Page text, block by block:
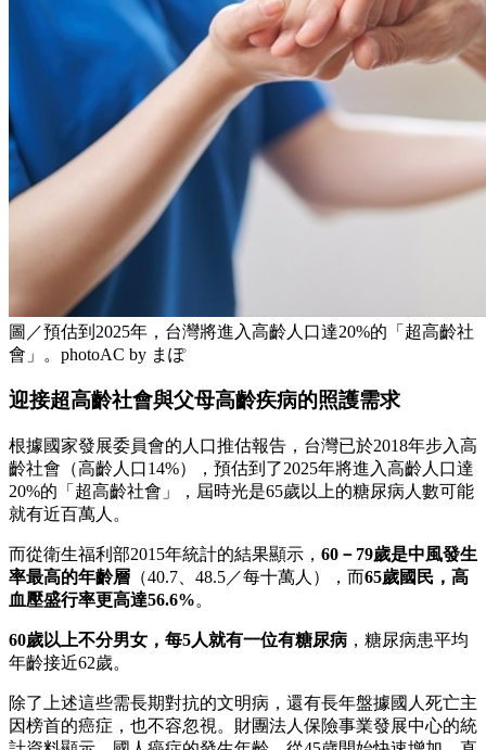
圖／預估到2025年，台灣將進入高齡人口達20%的「超高齡社
會」。photoAC by まぽ
迎接超高齡社會與父母高齡疾病的照護需求
根據國家發展委員會的人口推估報告，台灣已於2018年步入高
齡社會（高齡人口14%），預估到了2025年將進入高齡人口達
20%的「超高齡社會」，屆時光是65歲以上的糖尿病人數可能
就有近百萬人。
而從衛生福利部2015年統計的結果顯示， 60－79歲是中風發生
率最高的年齡層 （40.7、48.5／每十萬人），而65歲國民，高
血壓盛行率更高達56.6%。
60歲以上不分男女，每5人就有一位有糖尿病 ，糖尿病患平均
年齡接近62歲。
除了上述這些需長期對抗的文明病，還有長年盤據國人死亡主
因榜首的癌症，也不容忽視。財團法人保險事業發展中心的統